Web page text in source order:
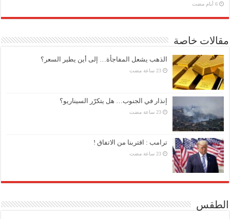
‏6 أيام مضت
مقالات خاصة
الذهب يشعل المفاجأة… إلى أين يطير السعر؟
‏23 ساعة مضت
إنذار في الجنوب… هل يتكرّر السيناريو؟
‏23 ساعة مضت
ترامب : اقتربنا من الاتفاق !
‏23 ساعة مضت
الطقس